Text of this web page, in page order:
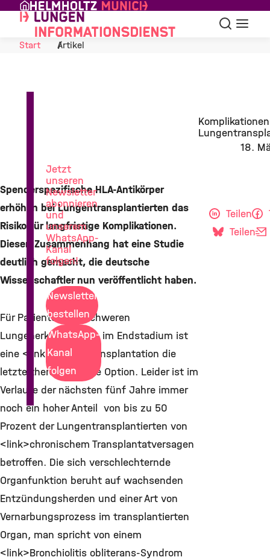
Skip to Content
Suche
Start
Artikel
18.
Spenderspezifische HLA-Antikörper
erhöhen bei Lungentransplantierten das
Risiko für langfristige Komplikationen.
Diesen Zusammenhang hat eine Studie
deutlich gemacht, die deutsche
Wissenschaftler nun veröffentlicht haben.
Für Patienten mit schweren
Lungenerkrankungen im Endstadium ist
eine <link>Lungentransplantation die
letzte therapeutische Option. Leider ist im
Verlaufe der nächsten fünf Jahre immer
noch ein hoher Anteil von bis zu 50
Prozent der Lungentransplantierten von
<link>chronischem Transplantatversagen
betroffen. Die sich verschlechternde
Organfunktion beruht auf wachsenden
Entzündungsherden und einer Art von
Vernarbungsprozess im transplantierten
Organ, man spricht von einem
<link>Bronchiolitis obliterans-Syndrom
Teilen
Teilen
Jetzt
unseren
Newsletter
abonnieren
und
unserem
WhatsApp-
Kanal
folgen!
Newsletter
bestellen
WhatsApp-
Kanal
folgen